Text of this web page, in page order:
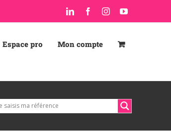
LinkedInFacebookInstagramYouTube
Espace pro Mon compte